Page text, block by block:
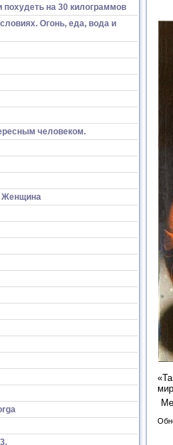
похудеть на 30 килограммов
Огонь, еда, вода и
человеком.
Женщина